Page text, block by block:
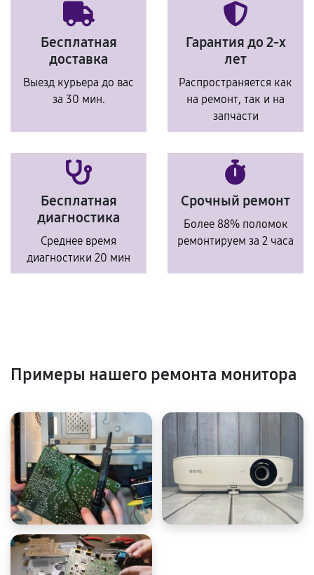
Бесплатная
доставка
Выезд курьера до вас
за 30 мин.
Гарантия до 2-х
лет
Распространяется как
на ремонт, так и на
запчасти
Бесплатная
диагностика
Среднее время
диагностики 20 мин
Срочный ремонт
Более 88% поломок
ремонтируем за 2 часа
Примеры нашего ремонта монитора